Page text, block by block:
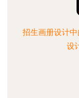
招生画册设计
设